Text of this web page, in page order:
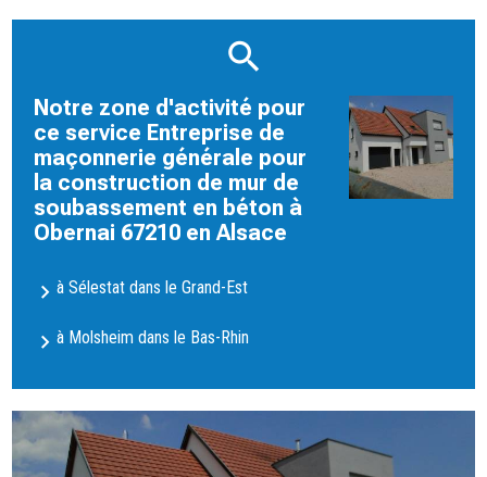
Notre zone d'activité pour
ce service Entreprise de
maçonnerie générale pour
la construction de mur de
soubassement en béton à
Obernai 67210 en Alsace
à Sélestat dans le Grand-Est
à Molsheim dans le Bas-Rhin